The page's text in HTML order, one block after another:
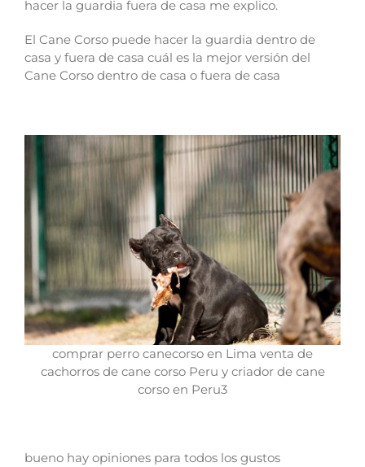
hacer la guardia fuera de casa me explico.
El Cane Corso puede hacer la guardia dentro de
casa y fuera de casa cuál es la mejor versión del
Cane Corso dentro de casa o fuera de casa
comprar perro canecorso en Lima venta de
cachorros de cane corso Peru y criador de cane
corso en Peru3
bueno hay opiniones para todos los gustos